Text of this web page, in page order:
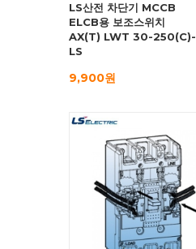
LS산전 차단기 MCCB
ELCB용 보조스위치
AX(T) LWT 30-250(C)-
LS
9,900원